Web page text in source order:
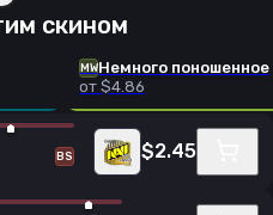
скином
MWНемного поношенное
от $4.86
BS $2.45